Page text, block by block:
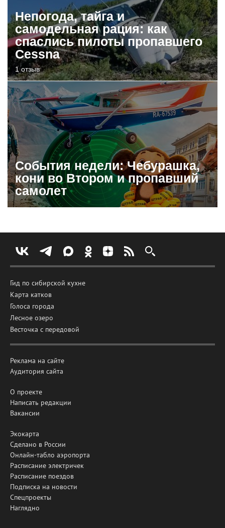
Непогода, тайга и
самодельная рация: как
спаслись пилоты пропавшего
Cessna
1 отзыв
События недели: Чебурашка,
кони во Втором и пропавший
самолет
Гид по сибирской кухне
Карта катков
Голоса города
Лесное озеро
Весточка с передовой
Реклама на сайте
Аудитория сайта
О проекте
Написать редакции
Вакансии
Экокарта
Сделано в России
Онлайн-табло аэропорта
Расписание электричек
Расписание поездов
Подписка на новости
Спецпроекты
Наглядно